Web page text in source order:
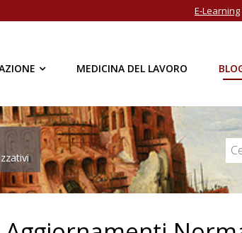
E-Learning
MEDICINA DEL LAVORO